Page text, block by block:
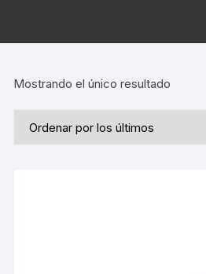
Mostrando el único resultado